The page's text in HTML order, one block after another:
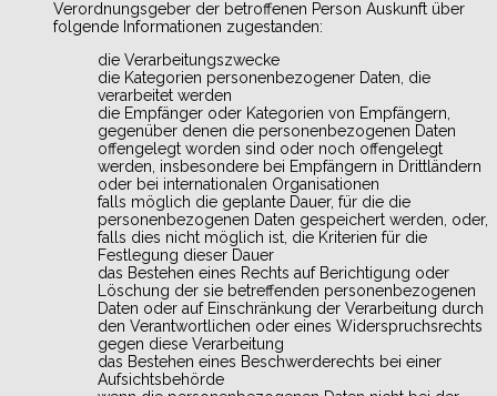
Verordnungsgeber der betroffenen Person Auskunft über
folgende Informationen zugestanden:
die Verarbeitungszwecke
die Kategorien personenbezogener Daten, die
verarbeitet werden
die Empfänger oder Kategorien von Empfängern,
gegenüber denen die personenbezogenen Daten
offengelegt worden sind oder noch offengelegt
werden, insbesondere bei Empfängern in Drittländern
oder bei internationalen Organisationen
falls möglich die geplante Dauer, für die die
personenbezogenen Daten gespeichert werden, oder,
falls dies nicht möglich ist, die Kriterien für die
Festlegung dieser Dauer
das Bestehen eines Rechts auf Berichtigung oder
Löschung der sie betreffenden personenbezogenen
Daten oder auf Einschränkung der Verarbeitung durch
den Verantwortlichen oder eines Widerspruchsrechts
gegen diese Verarbeitung
das Bestehen eines Beschwerderechts bei einer
Aufsichtsbehörde